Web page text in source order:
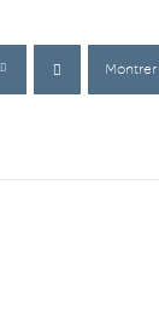
Montrer